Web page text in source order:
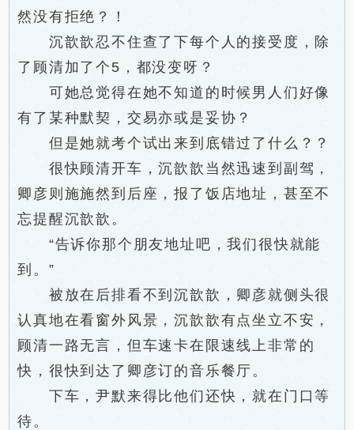
然没有拒绝？！
沉歆歆忍不住查了下每个人的接受度，除
了顾清加了个5，都没变呀？
可她总觉得在她不知道的时候男人们好像
有了某种默契，交易亦或是妥协？
但是她就考个试出来到底错过了什么？？
很快顾清开车，沉歆歆当然迅速到副驾，
卿彦则施施然到后座，报了饭店地址，甚至不
忘提醒沉歆歆。
“告诉你那个朋友地址吧，我们很快就能
到。”
被放在后排看不到沉歆歆，卿彦就侧头很
认真地在看窗外风景，沉歆歆有点坐立不安，
顾清一路无言，但车速卡在限速线上非常的
快，很快到达了卿彦订的音乐餐厅。
下车，尹默来得比他们还快，就在门口等
待。